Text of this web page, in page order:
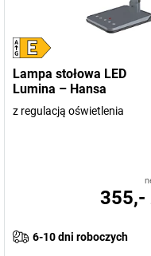
Lampa stołowa LED
Lumina – Hansa
z regulacją oświetlenia
355,-
6-10 dni roboczych